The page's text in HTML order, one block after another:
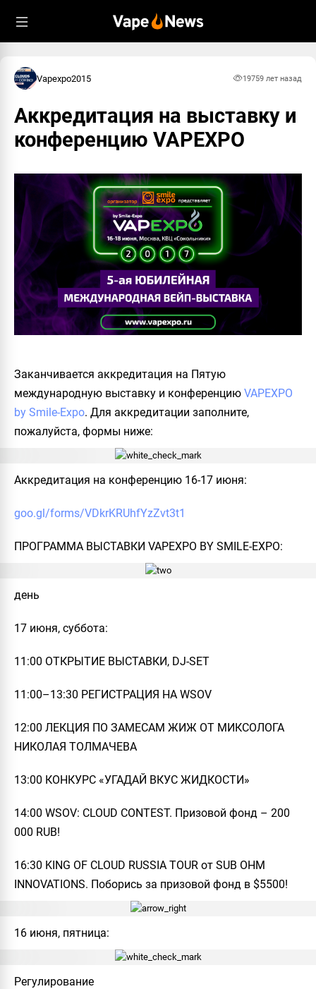
Vapexpo2015 19759 лет назад
Аккредитация на выставку и
конференцию VAPEXPO
Заканчивается аккредитация на Пятую
международную выставку и конференцию VAPEXPO
by Smile-Expо. Для аккредитации заполните,
пожалуйста, формы ниже:
Аккредитация на конференцию 16-17 июня:
goo.gl/forms/VDkrKRUhfYzZvt3t1
ПРОГРАММА ВЫСТАВКИ VAPEXPO BY SMILE-EXPO:
день
17 июня, суббота:
11:00 ОТКРЫТИЕ ВЫСТАВКИ, DJ-SET
11:00–13:30 РЕГИСТРАЦИЯ НА WSOV
12:00 ЛЕКЦИЯ ПО ЗАМЕСАМ ЖИЖ ОТ МИКСОЛОГА
НИКОЛАЯ ТОЛМАЧЕВА
13:00 КОНКУРС «УГАДАЙ ВКУС ЖИДКОСТИ»
14:00 WSOV: CLOUD CONTEST. Призовой фонд – 200
000 RUB!
16:30 KING OF CLOUD RUSSIA TOUR от SUB OHM
INNOVATIONS. Поборись за призовой фонд в $5500!
16 июня, пятница:
Регулирование